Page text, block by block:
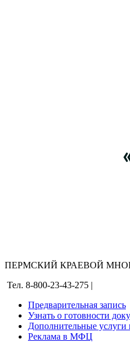
ПЕРМСКИЙ КРАЕВОЙ
Тел. 8-800-23-43-275 |
Предварительная запись
Узнать о готовности
Дополнительные услуги
Реклама в МФЦ